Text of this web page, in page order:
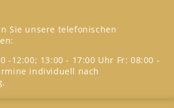
Sie unsere telefonischen
-12:00; 13:00 - 17:00 Uhr Fr: 08:00 -
individuell nach